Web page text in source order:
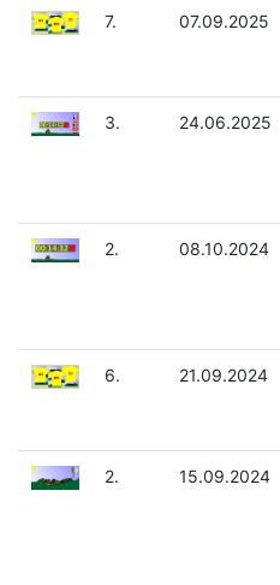
7. 07.09.2025
3. 24.06.2025
2. 08.10.2024
6. 21.09.2024
2. 15.09.2024